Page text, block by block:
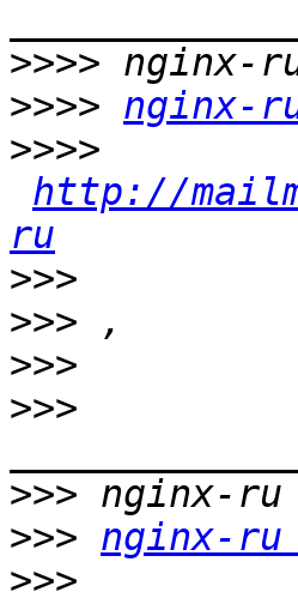
>>>>
>>>> nginx-
>>>>
http://
ru
>>>
>>>
>>>
>>>
>>>
>>> nginx-ru
>>>